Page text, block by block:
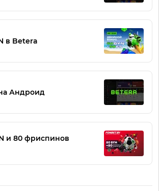
в Betera
Андроид
и 80 фриспинов